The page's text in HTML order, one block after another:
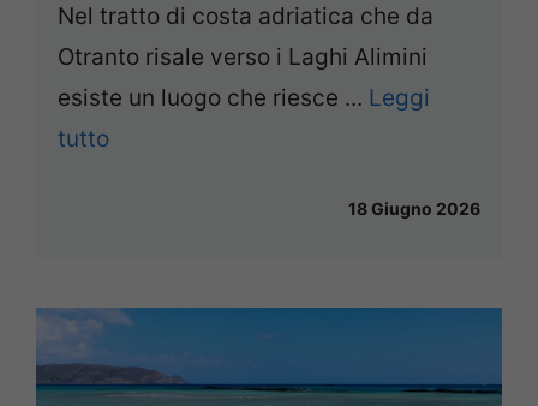
Nel tratto di costa adriatica che da
Otranto risale verso i Laghi Alimini
esiste un luogo che riesce ... Leggi
tutto
18 Giugno 2026